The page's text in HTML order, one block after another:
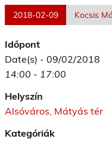
2018-02-09 Kocsis
Időpont
Date(s) - 09/02/2018
14:00 - 17:00
Helyszín
Alsóváros, Mátyás tér
Kategóriák